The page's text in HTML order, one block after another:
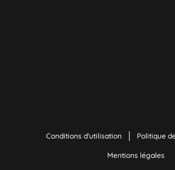
Conditions d'utilisation Politique
Mentions légales